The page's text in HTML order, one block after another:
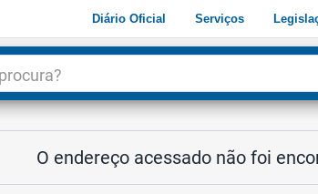
Diário Oficial Serviços
O endereço acessado não foi